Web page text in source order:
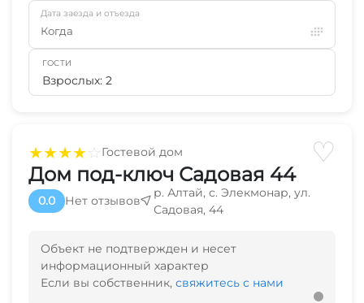
★★★★☆Гостевой дом ♡
Дом под-ключ Садовая 44
0.0 Нет отзывов
р. Алтай, с. Элекмонар, ул.
Садовая, 44
Объект не подтвержден и несет
информационный характер
Если вы собственник, свяжитесь с нами
Дата заезда и отъезда
Когда
ГОСТИ
Взрослых: 2